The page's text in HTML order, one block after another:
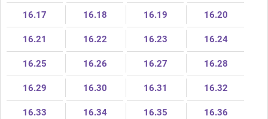
16.17 16.18 16.19 16.20
16.21 16.22 16.23 16.24
16.25 16.26 16.27 16.28
16.29 16.30 16.31 16.32
16.33 16.34 16.35 16.36